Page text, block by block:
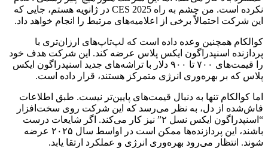
نکرده است. من چشم به راه CES 2025 در ژانویه هستم، جایی که
این شرکت احتمالاً برخی از اعلامیه‌های مرتبط را انجام خواهد داد.
کوالکام همچنین وعده داده است که لپ‌تاپ‌های ارزان‌تری با
پردازنده اسنپدراگون ایکس پلاس عرضه کند. این شرکت هدف خود
را قیمت‌های ۷۰۰ تا ۹۰۰ دلار با تراشه‌های جدید اسنپدراگون ایکس
پلاس که بر بهره‌وری انرژی متمرکز هستند، قرار داده است.
اما کوالکام تنها به دنبال قیمت‌های پایین‌تر نیست. طبق اطلاعات
فاش‌شده از دل، به نظر می‌رسد که این شرکت روی سخت‌افزار
“اسنپدراگون ایکس نسل ۲” نیز کار می‌کند. اگر شایعات درست
باشند، این پردازنده‌ها ممکن است در اواسط سال ۲۰۲۵ عرضه
شوند. انتظار می‌رود بهره‌وری انرژی و عملکرد ارتقا یابد.